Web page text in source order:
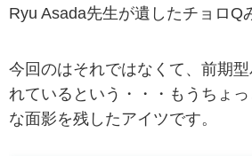
Ryu Asada先生が遺したチョロQ
今回のはそれではなくて、前期
れているという・・・もうちょ
な面影を残したアイツです。